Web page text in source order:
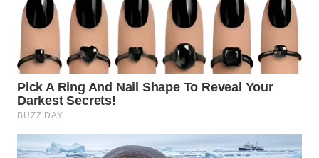
WN
TAPANULI
TENGAH
WN DELI
SERDANG
WN